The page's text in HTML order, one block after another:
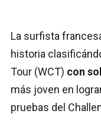
La surfista
historia
Tour (WCT) con
más joven en
pruebas del